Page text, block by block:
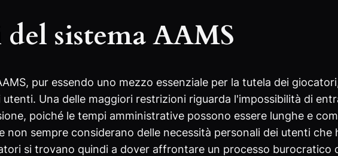
sistema AAMS
pur essendo uno mezzo essenziale per la tutela dei
Una delle maggiori restrizioni riguarda l'impossibilità di
poiché le tempi amministrative possono essere lunghe e
non sempre considerano delle necessità personali dei utenti
si trovano quindi a dover affrontare un processo